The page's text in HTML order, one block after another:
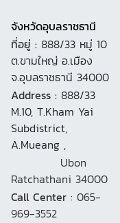
จังหวัดอุบลราชธานี
ที่อยู่ : 888/33 หมู่ 10
ต.ขามใหญ่ อ.เมือง
จ.อุบลราชธานี 34000
Address : 888/33
M.10, T.Kham Yai
Subdistrict,
A.Mueang ,
Ubon
Ratchathani 34000
Call Center : 065-
969-3552